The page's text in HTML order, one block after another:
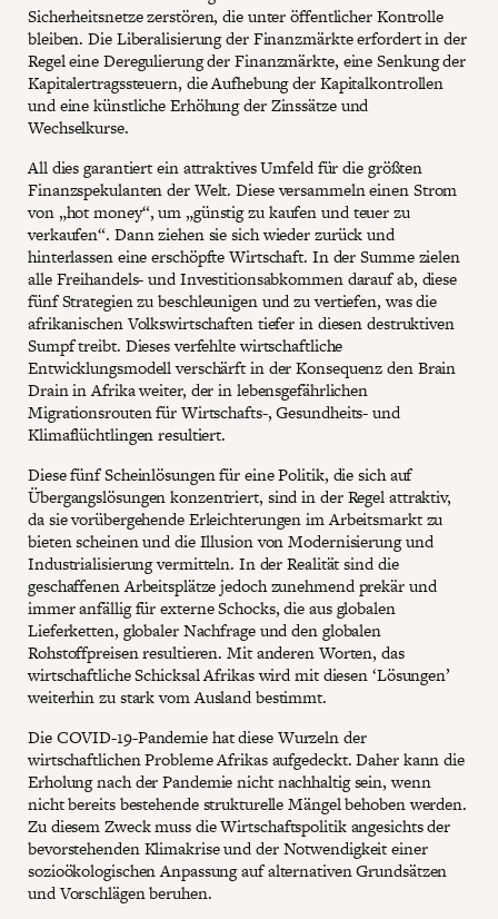
Sicherheitsnetze zerstören, die unter öffentlicher Kontrolle
bleiben. Die Liberalisierung der Finanzmärkte erfordert in der
Regel eine Deregulierung der Finanzmärkte, eine Senkung der
Kapitalertragssteuern, die Aufhebung der Kapitalkontrollen
und eine künstliche Erhöhung der Zinssätze und
Wechselkurse.
All dies garantiert ein attraktives Umfeld für die größten
Finanzspekulanten der Welt. Diese versammeln einen Strom
von „hot money“, um „günstig zu kaufen und teuer zu
verkaufen“. Dann ziehen sie sich wieder zurück und
hinterlassen eine erschöpfte Wirtschaft. In der Summe zielen
alle Freihandels- und Investitionsabkommen darauf ab, diese
fünf Strategien zu beschleunigen und zu vertiefen, was die
afrikanischen Volkswirtschaften tiefer in diesen destruktiven
Sumpf treibt. Dieses verfehlte wirtschaftliche
Entwicklungsmodell verschärft in der Konsequenz den Brain
Drain in Afrika weiter, der in lebensgefährlichen
Migrationsrouten für Wirtschafts-, Gesundheits- und
Klimaflüchtlingen resultiert.
Diese fünf Scheinlösungen für eine Politik, die sich auf
Übergangslösungen konzentriert, sind in der Regel attraktiv,
da sie vorübergehende Erleichterungen im Arbeitsmarkt zu
bieten scheinen und die Illusion von Modernisierung und
Industrialisierung vermitteln. In der Realität sind die
geschaffenen Arbeitsplätze jedoch zunehmend prekär und
immer anfällig für externe Schocks, die aus globalen
Lieferketten, globaler Nachfrage und den globalen
Rohstoffpreisen resultieren. Mit anderen Worten, das
wirtschaftliche Schicksal Afrikas wird mit diesen ‘Lösungen’
weiterhin zu stark vom Ausland bestimmt.
Die COVID-19-Pandemie hat diese Wurzeln der
wirtschaftlichen Probleme Afrikas aufgedeckt. Daher kann die
Erholung nach der Pandemie nicht nachhaltig sein, wenn
nicht bereits bestehende strukturelle Mängel behoben werden.
Zu diesem Zweck muss die Wirtschaftspolitik angesichts der
bevorstehenden Klimakrise und der Notwendigkeit einer
sozioökologischen Anpassung auf alternativen Grundsätzen
und Vorschlägen beruhen.